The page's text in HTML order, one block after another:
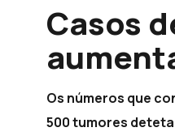
Casos
Os números que
500 tumores